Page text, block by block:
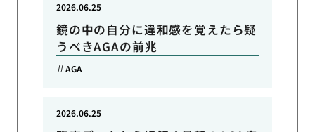
鏡の中の自分に違和感を覚えたら疑
うべきAGAの前兆
2026.06.25
AGA
2026.06.25